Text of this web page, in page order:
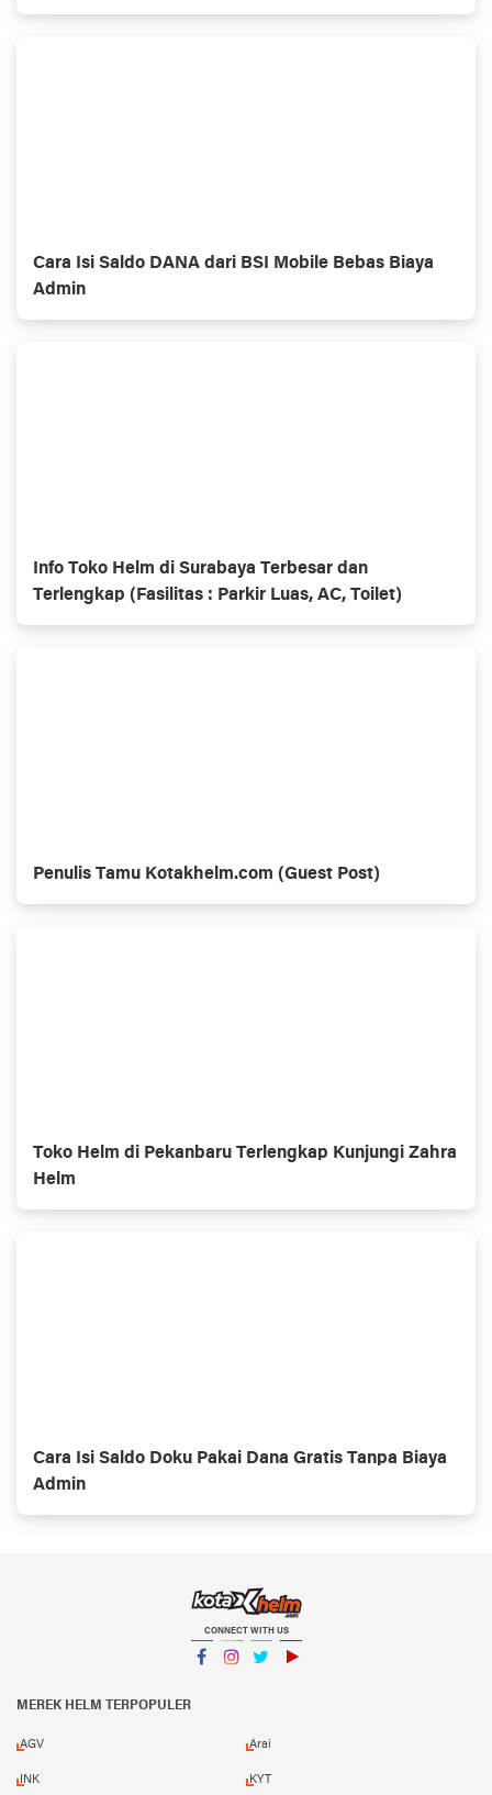
Pasar
Cara Isi Saldo DANA dari BSI Mobile Bebas Biaya
Admin
Info Toko Helm di Surabaya Terbesar dan
Terlengkap (Fasilitas : Parkir Luas, AC, Toilet)
Penulis Tamu Kotakhelm.com (Guest Post)
Toko Helm di Pekanbaru Terlengkap Kunjungi Zahra
Helm
Cara Isi Saldo Doku Pakai Dana Gratis Tanpa Biaya
Admin
CONNECT WITH US
MEREK HELM TERPOPULER
AGV Arai
INK KYT